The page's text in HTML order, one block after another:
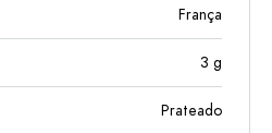
França
3 g
Prateado